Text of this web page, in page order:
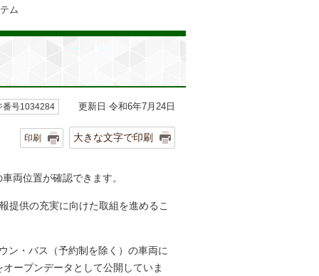
ム
番号1034284 更新日 令和6年7月24日
印刷 大きな文字で印刷
両位置が確認できます。
提供の充実に向けた取組を進めるこ
ン・バス（予約制を除く）の車両に
ープンデータとして公開していま